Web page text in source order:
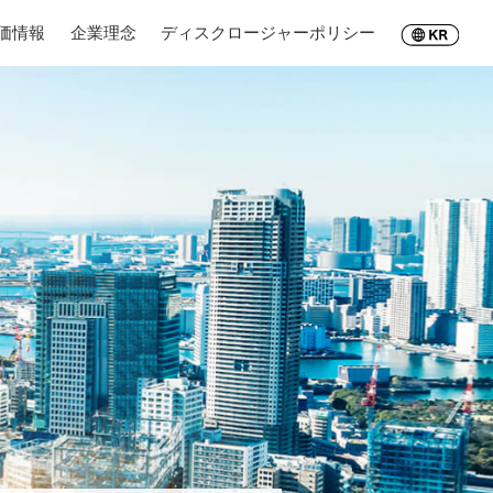
情報 企業理念 ディスクロージャーポリシー
情報 企業理念 ディスクロージャーポリシー